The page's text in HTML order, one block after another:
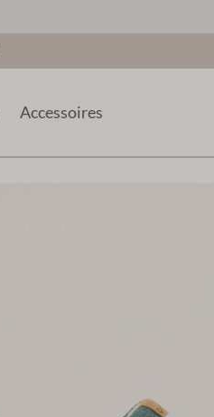
Accessoires